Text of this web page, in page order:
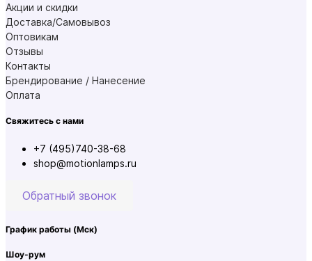
Акции и скидки
Доставка/Самовывоз
Оптовикам
Отзывы
Контакты
Брендирование / Нанесение
Оплата
Свяжитесь с нами
+7 (495)740-38-68
shop@motionlamps.ru
Обратный звонок
График работы (Мск)
Шоу-рум